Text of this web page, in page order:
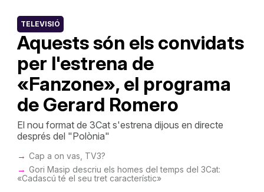
Aquests són els convidats
per l'estrena de
«Fanzone», el programa
de Gerard Romero
TELEVISIÓ
El nou format de 3Cat s'estrena dijous en directe
després del "Polònia"
Cap a on vas, TV3?
Gori Masip descriu els homes del temps del 3Cat:
«Cadascú té el seu tret característic»